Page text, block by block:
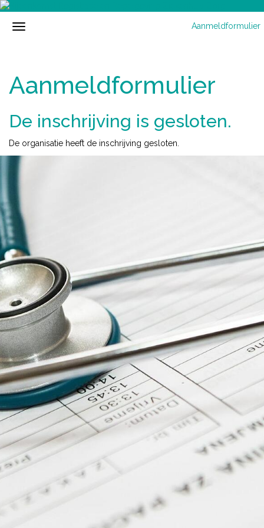
Aanmeldformulier
Aanmeldformulier
De inschrijving is gesloten.
De organisatie heeft de inschrijving gesloten.